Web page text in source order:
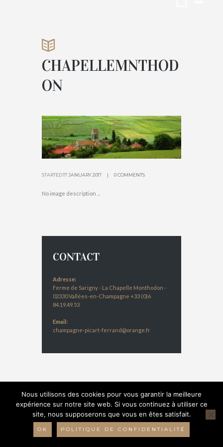
ACCUEIL CONTACT
ATTACHMENT: CHAPELLEMNTHODON
CHAPELLEMNTHOD
ON
STARTED17 JANUARY 2017 0 COMMENTS
No image description ...
CONTACT
Adresse:
Ferme de Sarigny - La Chapelle Monthodon -
02330 Vallées-en-Champagne +33 (0)6
84.19.49.53
Email:
champagne-picart-ferrand@orange.fr
Bulles 2 com- Mentions légales -Données
personnelles
Nous utilisons des cookies pour vous garantir la meilleure
expérience sur notre site web. Si vous continuez à utiliser ce
site, nous supposerons que vous en êtes satisfait.
OK POLITIQUE DE CONFIDENTIALITÉ